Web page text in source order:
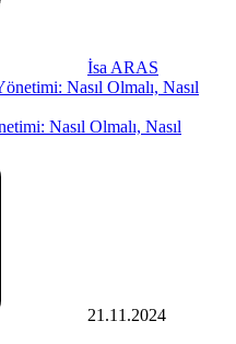
İsa ARAS
Nasıl Olmalı, Nasıl
21.11.2024